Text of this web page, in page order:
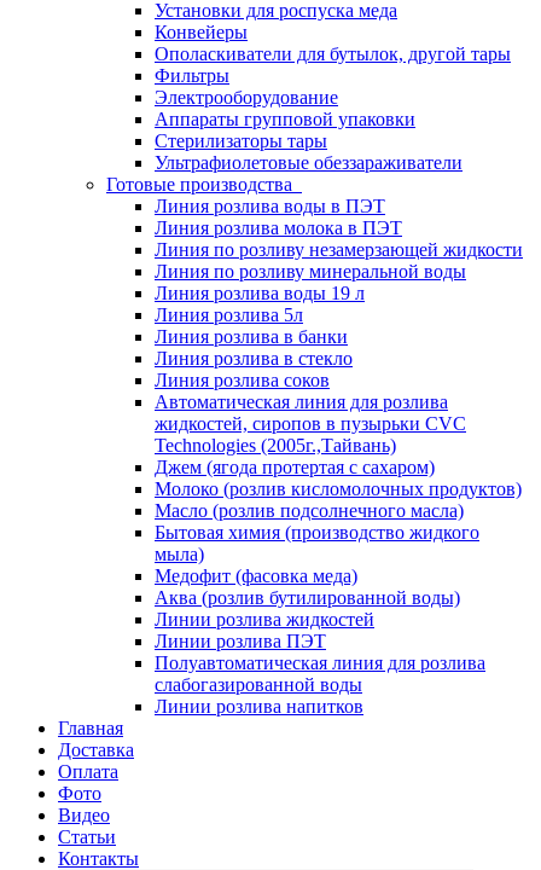
Установки для роспуска меда
Конвейеры
Ополаскиватели для бутылок, другой тары
Фильтры
Электрооборудование
Аппараты групповой упаковки
Стерилизаторы тары
Ультрафиолетовые обеззараживатели
Готовые производства
Линия розлива воды в ПЭТ
Линия розлива молока в ПЭТ
Линия по розливу незамерзающей жидкости
Линия по розливу минеральной воды
Линия розлива воды 19 л
Линия розлива 5л
Линия розлива в банки
Линия розлива в стекло
Линия розлива соков
Автоматическая линия для розлива
жидкостей, сиропов в пузырьки CVC
Technologies (2005г.,Тайвань)
Джем (ягода протертая с сахаром)
Молоко (розлив кисломолочных продуктов)
Масло (розлив подсолнечного масла)
Бытовая химия (производство жидкого
мыла)
Медофит (фасовка меда)
Аква (розлив бутилированной воды)
Линии розлива жидкостей
Линии розлива ПЭТ
Полуавтоматическая линия для розлива
слабогазированной воды
Линии розлива напитков
Главная
Доставка
Оплата
Фото
Видео
Статьи
Контакты